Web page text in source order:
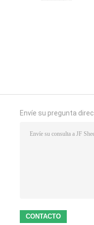
Envíe su pregunta